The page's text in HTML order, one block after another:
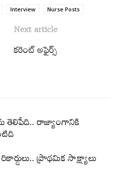
Interview Nurse Posts
Next article
కరెంట్ అఫైర్స్
తెలిపేది.. రాజ్యాంగానికి
ప్రాథమిక సాక్ష్యాలు